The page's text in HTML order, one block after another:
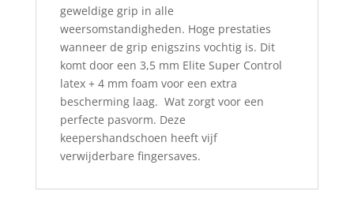
geweldige grip in alle
weersomstandigheden. Hoge prestaties
wanneer de grip enigszins vochtig is. Dit
komt door een 3,5 mm Elite Super Control
latex + 4 mm foam voor een extra
bescherming laag. Wat zorgt voor een
perfecte pasvorm. Deze
keepershandschoen heeft vijf
verwijderbare fingersaves.